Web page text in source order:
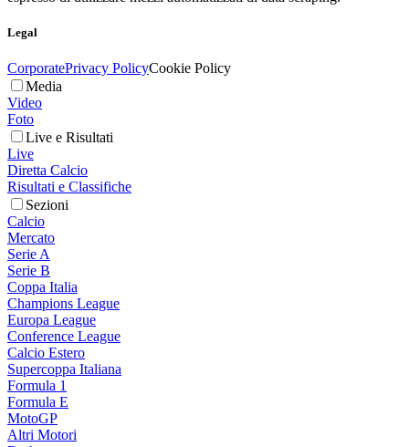
Legal
CorporatePrivacy PolicyCookie Policy
Media
Video
Foto
Live e Risultati
Live
Diretta Calcio
Risultati e Classifiche
Sezioni
Calcio
Mercato
Serie A
Serie B
Coppa Italia
Champions League
Europa League
Conference League
Calcio Estero
Supercoppa Italiana
Formula 1
Formula E
MotoGP
Altri Motori